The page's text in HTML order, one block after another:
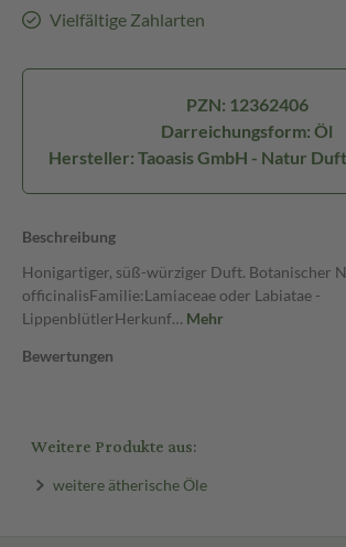
Vielfältige Zahlarten
PZN: 12362406
Darreichungsform: Öl
Hersteller: Taoasis GmbH - Natur
Beschreibung
Honigartiger, süß-würziger Duft. Botanischer
officinalisFamilie:Lamiaceae oder Labiatae -
LippenblütlerHerkunf… Mehr
Bewertungen
Weitere Produkte aus:
weitere ätherische Öle